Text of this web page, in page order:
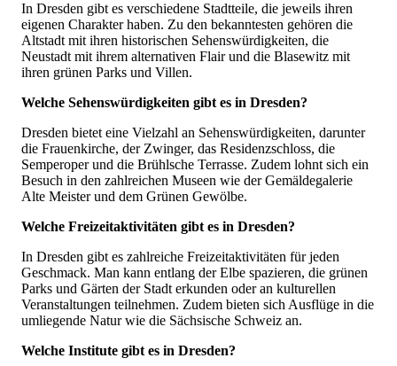
In Dresden gibt es verschiedene Stadtteile, die jeweils ihren
eigenen Charakter haben. Zu den bekanntesten gehören die
Altstadt mit ihren historischen Sehenswürdigkeiten, die
Neustadt mit ihrem alternativen Flair und die Blasewitz mit
ihren grünen Parks und Villen.
Welche Sehenswürdigkeiten gibt es in Dresden?
Dresden bietet eine Vielzahl an Sehenswürdigkeiten, darunter
die Frauenkirche, der Zwinger, das Residenzschloss, die
Semperoper und die Brühlsche Terrasse. Zudem lohnt sich ein
Besuch in den zahlreichen Museen wie der Gemäldegalerie
Alte Meister und dem Grünen Gewölbe.
Welche Freizeitaktivitäten gibt es in Dresden?
In Dresden gibt es zahlreiche Freizeitaktivitäten für jeden
Geschmack. Man kann entlang der Elbe spazieren, die grünen
Parks und Gärten der Stadt erkunden oder an kulturellen
Veranstaltungen teilnehmen. Zudem bieten sich Ausflüge in die
umliegende Natur wie die Sächsische Schweiz an.
Welche Institute gibt es in Dresden?